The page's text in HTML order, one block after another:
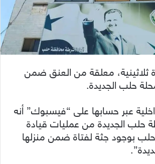
ثلاثينية، معلقة من العنق ضمن
حلب الجديدة.
عبر حسابها على “فيسبوك” أنه
حلب الجديدة من عمليات قيادة
بوجود جثة لفتاة ضمن منزلها